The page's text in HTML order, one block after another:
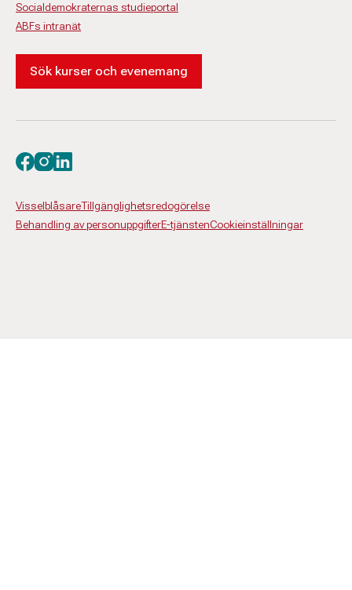
Socialdemokraternas studieportal
ABFs intranät
Sök kurser och evenemang
VisselblåsareTillgänglighetsredogörelse
Behandling av personuppgifterE-tjänstenCookieinställningar
Besök oss på facebook
Besök oss på instagram
Besök oss på linkedin